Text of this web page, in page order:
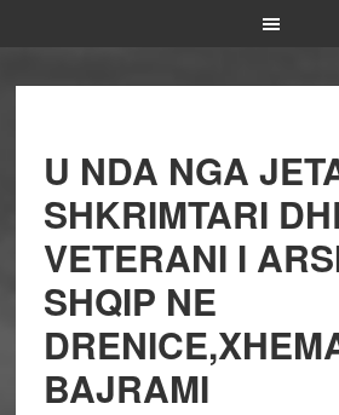
U NDA NGA
SHKRIMTARI
VETERANI I
SHQIP NE
BAJRAMI